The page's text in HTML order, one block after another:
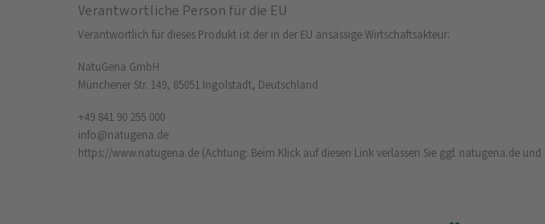
Verantwortliche Person für die EU
Verantwortlich für dieses Produkt ist der in der EU ansässige Wirtschaftsakteur:
NatuGena GmbH
Münchener Str. 149, 85051 Ingolstadt, Deutschland
+49 841 90 255 000
info@natugena.de
https://www.natugena.de (Achtung: Beim Klick auf diesen Link verlassen Sie ggf. natugena.de